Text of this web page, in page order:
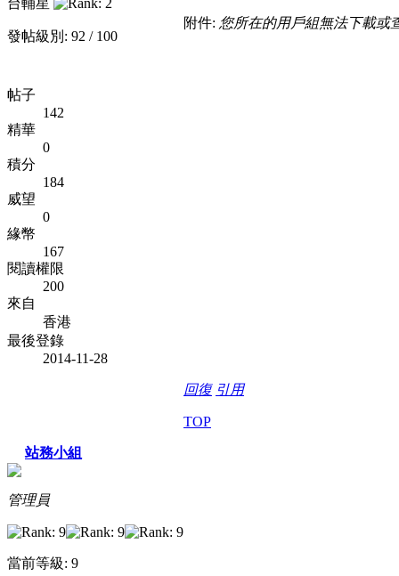
發帖級別: 92 / 100
帖子
142
精華
0
積分
184
威望
0
緣幣
167
閱讀權限
200
來自
香港
最後登錄
2014-11-28
附件: 您所在的用戶組無法下載或
回復 引用
TOP
站務小組
管理員
當前等級: 9